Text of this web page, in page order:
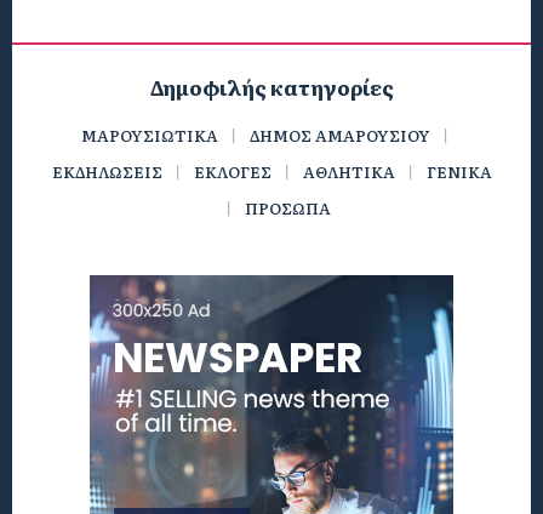
Δημοφιλής κατηγορίες
ΜΑΡΟΥΣΙΩΤΙΚΑ
ΔΗΜΟΣ ΑΜΑΡΟΥΣΙΟΥ
ΕΚΔΗΛΩΣΕΙΣ
ΕΚΛΟΓΕΣ ΑΘΛΗΤΙΚΑ
ΓΕΝΙΚΑ
ΠΡΟΣΩΠΑ